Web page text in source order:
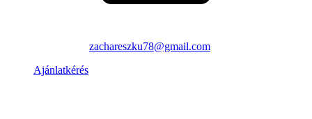
zachareszku78@gmail.com
Ajánlatkérés